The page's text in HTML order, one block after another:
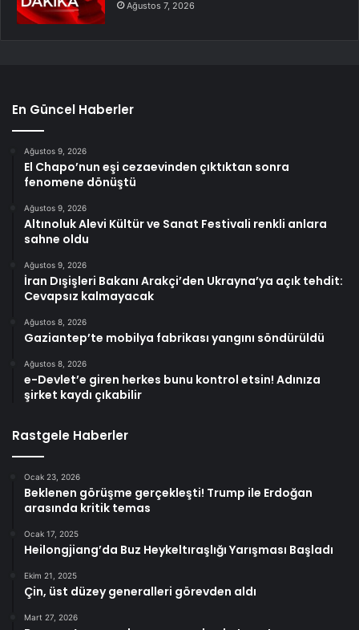
Ağustos 7, 2026
En Güncel Haberler
Ağustos 9, 2026
El Chapo’nun eşi cezaevinden çıktıktan sonra
fenomene dönüştü
Ağustos 9, 2026
Altınoluk Alevi Kültür ve Sanat Festivali renkli anlara
sahne oldu
Ağustos 9, 2026
İran Dışişleri Bakanı Arakçi’den Ukrayna’ya açık tehdit:
Cevapsız kalmayacak
Ağustos 8, 2026
Gaziantep’te mobilya fabrikası yangını söndürüldü
Ağustos 8, 2026
e-Devlet’e giren herkes bunu kontrol etsin! Adınıza
şirket kaydı çıkabilir
Rastgele Haberler
Ocak 23, 2026
Beklenen görüşme gerçekleşti! Trump ile Erdoğan
arasında kritik temas
Ocak 17, 2025
Heilongjiang’da Buz Heykeltıraşlığı Yarışması Başladı
Ekim 21, 2025
Çin, üst düzey generalleri görevden aldı
Mart 27, 2026